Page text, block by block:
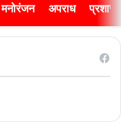
मनोरंजन अपराध